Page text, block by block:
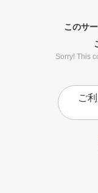
このサ
Sorry! This
ご